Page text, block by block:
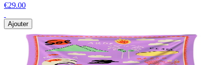
€29.00
Ajouter